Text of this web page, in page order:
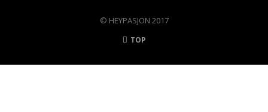
© HEYPASJON 2017
TOP